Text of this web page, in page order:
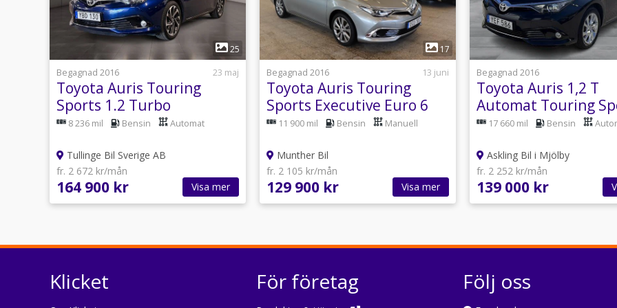
1
25
Begagnad 2016
23 maj
Toyota Auris Touring
Sports 1.2 Turbo
Multidrive S Active Plus
8 236 mil Bensin Automat
Tullinge Bil Sverige AB
fr. 2 672 kr/mån
164 900 kr Visa mer
1
17
Begagnad 2016
13 juni
Toyota Auris Touring
Sports Executive Euro 6
Drag Nybes
11 900 mil Bensin Manuell
Munther Bil
fr. 2 105 kr/mån
129 900 kr Visa mer
1
Begagnad 2016
Toyota Auris 1,2 T
Automat Touring
Active Dragkrok
17 660 mil Bensin
Askling Bil i Mjölby
fr. 2 252 kr/mån
139 000 kr
Klicket För företag Följ oss